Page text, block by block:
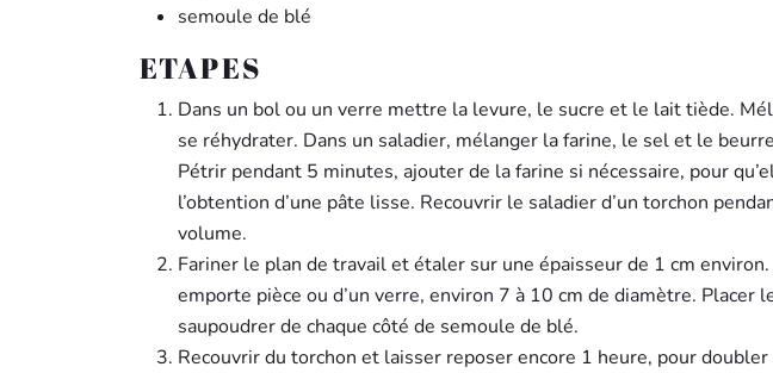
semoule de blé
ETAPES
Dans un bol ou un verre mettre la levure, le sucre et le lait tiède.
se réhydrater. Dans un saladier, mélanger la farine, le sel et le
Pétrir pendant 5 minutes, ajouter de la farine si nécessaire, pour
l’obtention d’une pâte lisse. Recouvrir le saladier d’un torchon
volume.
Fariner le plan de travail et étaler sur une épaisseur de 1 cm environ.
emporte pièce ou d’un verre, environ 7 à 10 cm de diamètre. Placer
saupoudrer de chaque côté de semoule de blé.
Recouvrir du torchon et laisser reposer encore 1 heure, pour